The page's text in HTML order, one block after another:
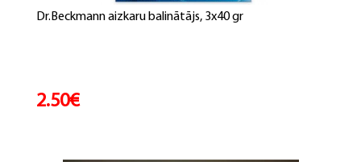
Dr.Beckmann aizkaru balinātājs, 3x40 gr
2.50€